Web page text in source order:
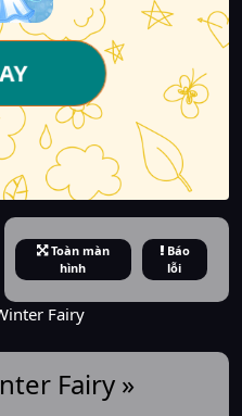
Toàn màn
hình
Báo
lỗi
Fairy
Fairy »